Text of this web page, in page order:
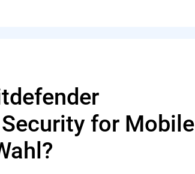
for Mobile